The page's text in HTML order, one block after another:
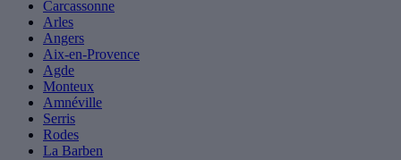
Carcassonne
Arles
Angers
Aix-en-Provence
Agde
Monteux
Amnéville
Serris
Rodes
La Barben